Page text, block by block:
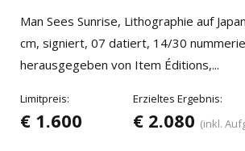
Man Sees Sunrise, Lithographie auf
cm, signiert, 07 datiert, 14/30
herausgegeben von Item Éditions,...
Limitpreis:
€ 1.600
Erzieltes Ergebnis:
€ 2.080 (inkl.